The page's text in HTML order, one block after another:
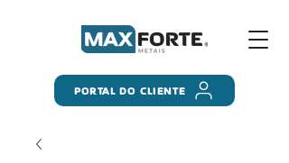
PORTAL DO CLIENTE